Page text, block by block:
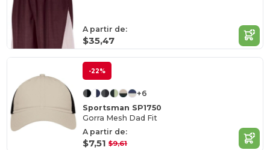
A partir de:
$35,47
-22%
+6
Sportsman SP1750
Gorra Mesh Dad Fit
A partir de:
$7,51 $9,61